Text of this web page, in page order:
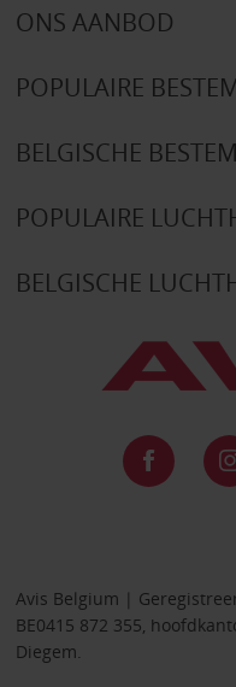
ONS AANBOD
POPULAIRE
BELGISCHE
POPULAIRE
BELGISCHE
Avis Belgium |
BE0415 872 355,
Diegem.